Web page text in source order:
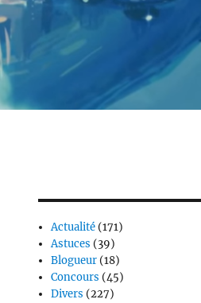
Actualité (171)
Astuces (39)
Blogueur (18)
Concours (45)
Divers (227)